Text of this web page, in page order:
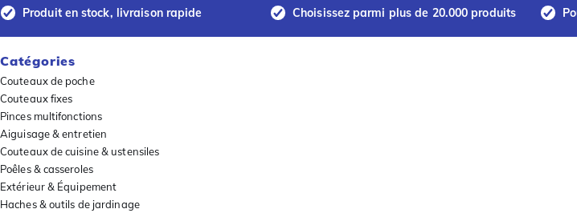
Produit en stock, livraison rapide Choisissez parmi plus de 20.000 produits
Catégories
Couteaux de poche
Couteaux fixes
Pinces multifonctions
Aiguisage & entretien
Couteaux de cuisine & ustensiles
Poêles & casseroles
Extérieur & Équipement
Haches & outils de jardinage